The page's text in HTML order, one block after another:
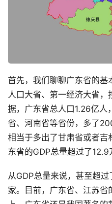
首先，我们聊聊广东省的
人口大省、第一经济大省
据，广东省总人口1.26亿人
省、河南省等省份，多了
相当于多出了甘肃省或者
东省的GDP总量超过了12.9
从GDP总量来说，甚至超
家。目前，广东省、江苏省